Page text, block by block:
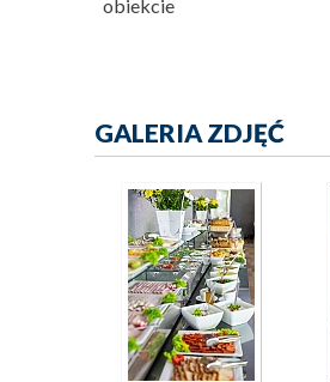
obiekcie
GALERIA ZDJĘĆ